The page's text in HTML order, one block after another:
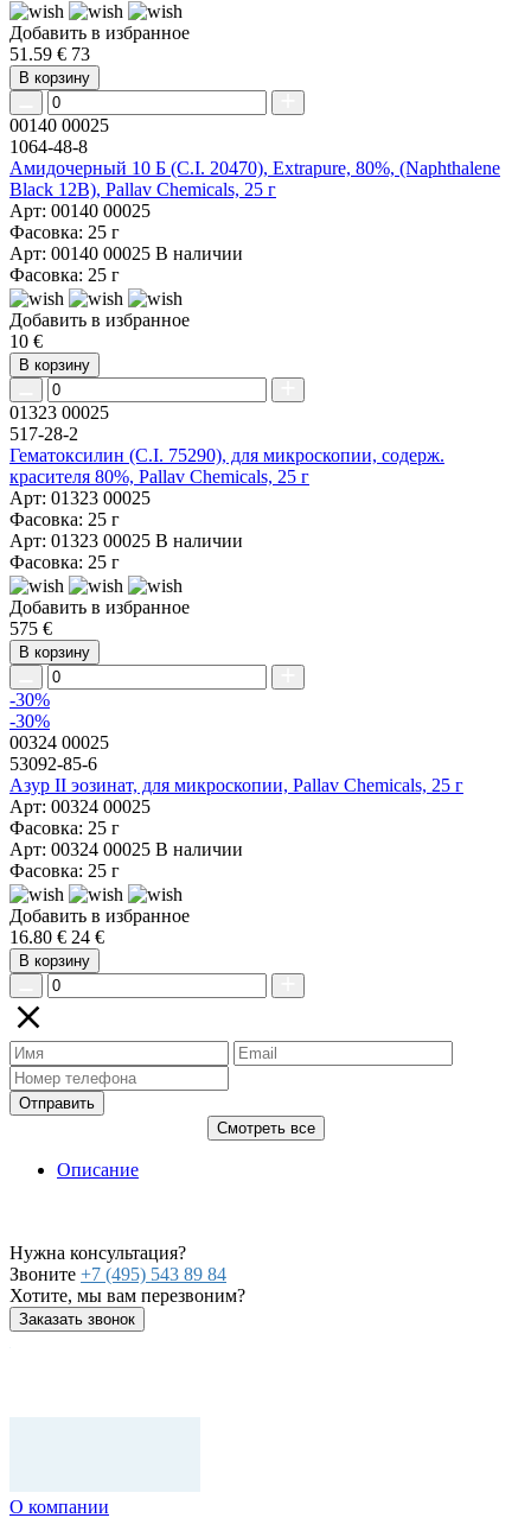
Добавить в избранное
51.59 € 73
В корзину
00140 00025
1064-48-8
Амидочерный 10 Б (C.I. 20470), Extrapure, 80%, (Naphthalene
Black 12B), Pallav Chemicals, 25 г
Арт: 00140 00025
Фасовка: 25 г
Арт: 00140 00025 В наличии
Фасовка: 25 г
Добавить в избранное
10 €
В корзину
01323 00025
517-28-2
Гематоксилин (C.I. 75290), для микроскопии, содерж.
красителя 80%, Pallav Chemicals, 25 г
Арт: 01323 00025
Фасовка: 25 г
Арт: 01323 00025 В наличии
Фасовка: 25 г
Добавить в избранное
575 €
В корзину
-30%
-30%
00324 00025
53092-85-6
Азур II эозинат, для микроскопии, Pallav Chemicals, 25 г
Арт: 00324 00025
Фасовка: 25 г
Арт: 00324 00025 В наличии
Фасовка: 25 г
Добавить в избранное
16.80 € 24 €
В корзину
Отправить
Смотреть все
Описание
Нужна консультация?
Звоните +7 (495) 543 89 84
Хотите, мы вам перезвоним?
Заказать звонок
О компании